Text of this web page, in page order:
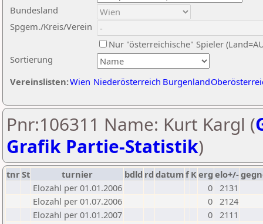
Sortierung
Bundesland
Spgem./Kreis/Verein
Nur "österreichische" Spieler
Vereinslisten:Wien Niederösterreich Burgenland
Pnr:106311 Name: Kurt Kargl (
Grafik Partie-Statistik)
tnrSt turnier bdld rd datumf Kerg elo+/-
Elozahl per 01.01.2006
0 2131
Elozahl per 01.07.2006
0 2124
Elozahl per 01.01.2007
0 2111